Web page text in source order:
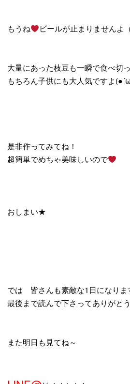
もうね ビールが止まりませんよ
大量にあった枝豆も一瞬で食べ切
もちろん子供にも大人気ですよ
是非作ってみてね！
超簡単でめちゃ美味しいので
おしまい★
では 皆さんも素敵な1日になりま
最後まで読んで下さってありがと
また明日も見てね～